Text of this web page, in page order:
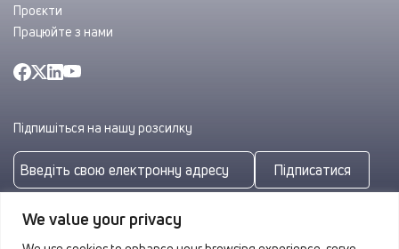
We value your privacy
Проєкти
Працюйте з нами
Підпишіться на нашу розсилку
Підписатися
Підписуючись, ви погоджуєтеся з нашою
конфіденційності